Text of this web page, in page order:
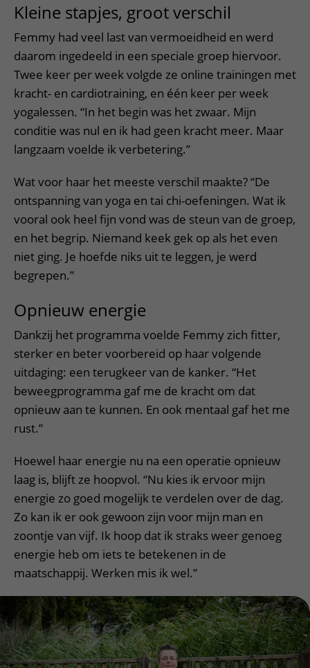
Kleine stapjes, groot verschil
Femmy had veel last van vermoeidheid en werd
daarom ingedeeld in een speciale groep hiervoor.
Twee keer per week volgde ze online trainingen met
kracht- en cardiotraining, en één keer per week
yogalessen. “In het begin was het zwaar. Mijn
conditie was nul en ik had geen kracht meer. Maar
langzaam voelde ik verbetering.”
Wat voor haar het meeste verschil maakte? “De
ontspanning van yoga en tai chi-oefeningen. Wat ik
vooral ook heel fijn vond was de steun van de groep,
en het begrip. Niemand keek gek op als het even
niet ging. Je hoefde niks uit te leggen, je werd
begrepen.”
Opnieuw energie
Dankzij het programma voelde Femmy zich fitter,
sterker en beter voorbereid op haar volgende
uitdaging: een terugkeer van de kanker. “Het
beweegprogramma gaf me de kracht om dat
opnieuw aan te kunnen. En ook mentaal gaf het me
rust.”
Hoewel haar energie nu na een operatie opnieuw
laag is, blijft ze hoopvol. “Nu kies ik ervoor mijn
energie zo goed mogelijk te verdelen over de dag.
Zo kan ik er ook gewoon zijn voor mijn man en
zoontje van vijf. Ik hoop dat ik straks weer genoeg
energie heb om iets te betekenen in de
maatschappij. Werken mis ik wel.”